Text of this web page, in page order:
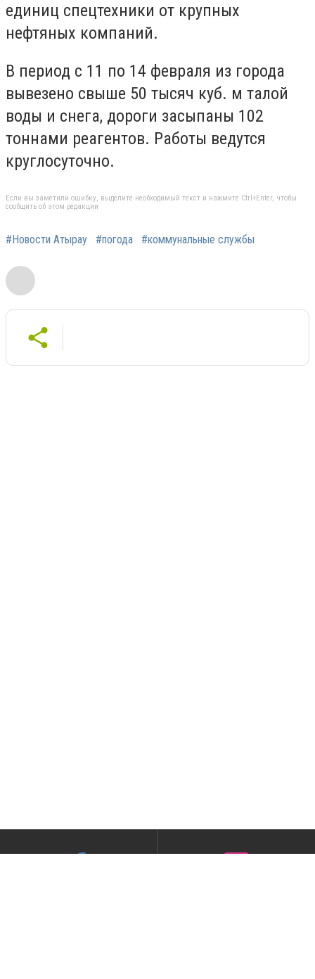
единиц спецтехники от крупных
нефтяных компаний.
В период с 11 по 14 февраля из города
вывезено свыше 50 тысяч куб. м талой
воды и снега, дороги засыпаны 102
тоннами реагентов. Работы ведутся
круглосуточно.
Если вы заметили ошибку, выделите необходимый текст и нажмите Ctrl+Enter, чтобы
сообщить об этом редакции
#Новости Атырау #погода #коммунальные службы